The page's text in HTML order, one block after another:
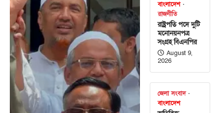
বাংলাদেশ
রাজনীতি
রাষ্ট্রপতি পদে দুটি
মনোনয়নপত্র
সংগ্রহ বিএনপির
August 9,
2026
জেলা সংবাদ
বাংলাদেশ